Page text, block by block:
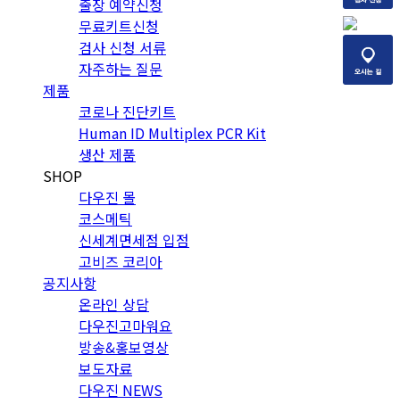
출장 예약신청
무료키트신청
검사 신청 서류
자주하는 질문
제품
코로나 진단키트
Human ID Multiplex PCR Kit
생산 제품
SHOP
다우진 몰
코스메틱
신세계면세점 입점
고비즈 코리아
공지사항
온라인 상담
다우진고마워요
방송&홍보영상
보도자료
다우진 NEWS